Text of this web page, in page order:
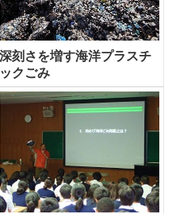
深刻さを増す海洋プラスチ
ックごみ